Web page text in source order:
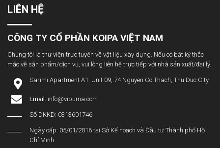
LIÊN HỆ
CÔNG TY CỔ PHẦN KOIPA VIỆT NAM
Chúng tôi là thư viện trực tuyến về vật liệu xây dựng. Nếu có bất kỳ thắc
mắc về sản phẩm/dịch vụ, vui lòng liên hệ trực tiếp với nhà sản xuất/đại lý.
Sarimi Apartment A1. Unit 09, 74 Nguyen Co Thach, Thu Duc City
Email: info@vibuma.com
Số DKKD: 0313601746
Ngày cấp: 05/01/2016 tại Sở Kế hoạch và Đầu tư Thành phố Hồ
Chí Minh.